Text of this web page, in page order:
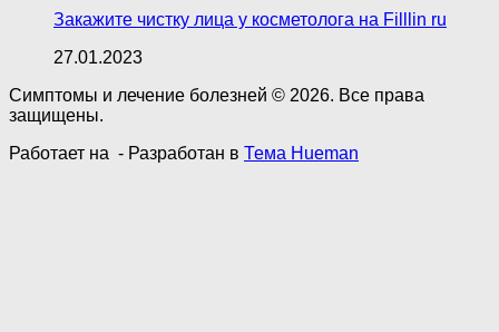
Закажите чистку лица у косметолога на Filllin ru
27.01.2023
Симптомы и лечение болезней © 2026. Все права
защищены.
Работает на - Разработан в Тема Hueman